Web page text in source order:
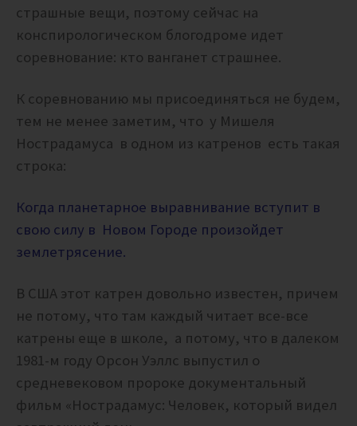
страшные вещи, поэтому сейчас на
конспирологическом блогодроме идет
соревнование: кто ванганет страшнее.
К соревнованию мы присоединяться не будем,
тем не менее заметим, что у Мишеля
Нострадамуса в одном из катренов есть такая
строка:
Когда планетарное выравнивание вступит в
свою силу в Новом Городе произойдет
землетрясение.
В США этот катрен довольно известен, причем
не потому, что там каждый читает все-все
катрены еще в школе, а потому, что в далеком
1981-м году Орсон Уэллс выпустил о
средневековом пророке документальный
фильм «Нострадамус: Человек, который видел